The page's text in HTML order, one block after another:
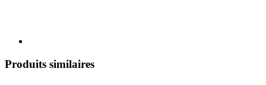
Produits similaires